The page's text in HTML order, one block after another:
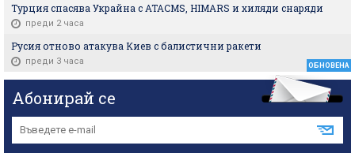
Турция спасява Украйна с ATACMS, HIMARS и хиляди снаряди
преди 2 часа
Русия отново атакува Киев с балистични ракети
преди 3 часа ОБНОВЕНА
Абонирай се